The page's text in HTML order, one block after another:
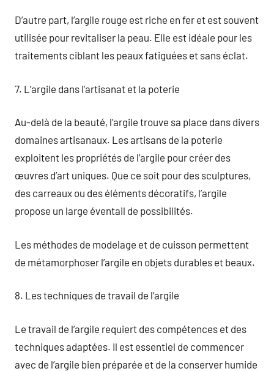
D’autre part, l’argile rouge est riche en fer et est souvent
utilisée pour revitaliser la peau. Elle est idéale pour les
traitements ciblant les peaux fatiguées et sans éclat.
7. L’argile dans l’artisanat et la poterie
Au-delà de la beauté, l’argile trouve sa place dans divers
domaines artisanaux. Les artisans de la poterie
exploitent les propriétés de l’argile pour créer des
œuvres d’art uniques. Que ce soit pour des sculptures,
des carreaux ou des éléments décoratifs, l’argile
propose un large éventail de possibilités.
Les méthodes de modelage et de cuisson permettent
de métamorphoser l’argile en objets durables et beaux.
8. Les techniques de travail de l’argile
Le travail de l’argile requiert des compétences et des
techniques adaptées. Il est essentiel de commencer
avec de l’argile bien préparée et de la conserver humide